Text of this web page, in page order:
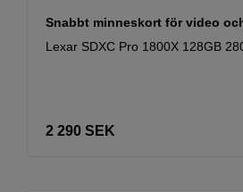
Snabbt minneskort för video
Lexar SDXC Pro 1800X 128GB
2 290 SEK